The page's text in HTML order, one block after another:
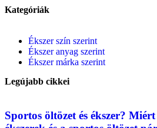
Kategóriák
Ékszer szín szerint
Ékszer anyag szerint
Ékszer márka szerint
Legújabb cikkei
Sportos öltözet és ékszer?